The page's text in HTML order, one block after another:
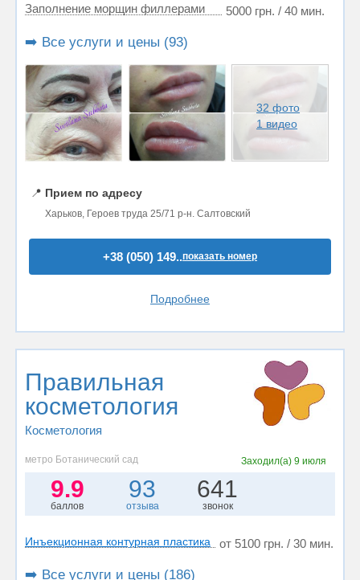
Заполнение морщин филлерами 5000 грн. / 40 мин.
➡️ Все услуги и цены (93)
32 фото
1 видео
📍 Прием по адресу
Харьков, Героев труда 25/71 р-н. Салтовский
+38 (050) 149..показать номер
Подробнее
Правильная
косметология
Косметология
метро Ботанический сад Заходил(а) 9 июля
9.9
баллов
93
отзыва
641
звонок
Инъекционная контурная пластика от 5100 грн. / 30 мин.
➡️ Все услуги и цены (186)